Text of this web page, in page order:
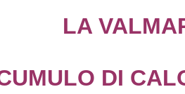
LA
DI